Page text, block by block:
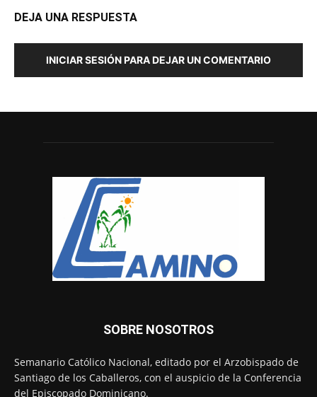
DEJA UNA RESPUESTA
INICIAR SESIÓN PARA DEJAR UN COMENTARIO
SOBRE NOSOTROS
Semanario Católico Nacional, editado por el Arzobispado de
Santiago de los Caballeros, con el auspicio de la Conferencia
del Episcopado Dominicano.